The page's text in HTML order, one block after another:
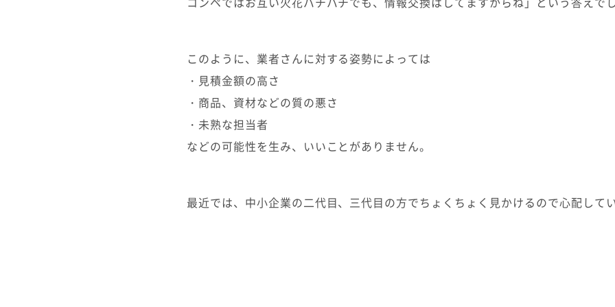
このように、業者さんに対する姿勢によっては
・見積金額の高さ
・商品、資材などの質の悪さ
・未熟な担当者
などの可能性を生み、いいことがありません。
最近では、中小企業の二代目、三代目の方でちょくちょく見かけるので心配してい